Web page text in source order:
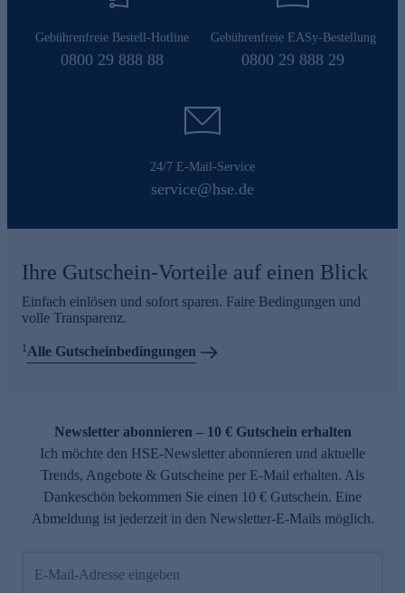
Gebührenfreie Bestell-Hotline
0800 29 888 88
Gebührenfreie EASy-Bestellung
0800 29 888 29
24/7 E-Mail-Service
service@hse.de
Ihre Gutschein-Vorteile auf einen Blick
Einfach einlösen und sofort sparen. Faire Bedingungen und
volle Transparenz.
1Alle Gutscheinbedingungen
Newsletter abonnieren – 10 € Gutschein erhalten
Ich möchte den HSE-Newsletter abonnieren und aktuelle
Trends, Angebote & Gutscheine per E-Mail erhalten. Als
Dankeschön bekommen Sie einen 10 € Gutschein. Eine
Abmeldung ist jederzeit in den Newsletter-E-Mails möglich.
E-Mail-Adresse eingeben